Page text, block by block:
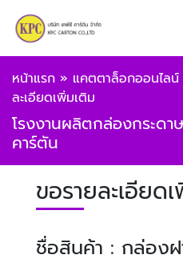
หน้าแรก » แคตตาล็อกออนไลน์
ละเอียดเพิ่มเติม
โรงงานผลิตกล่องกระด
คาร์ตัน
ขอรายละเอียด
ชื่อสินค้า : กล่อง